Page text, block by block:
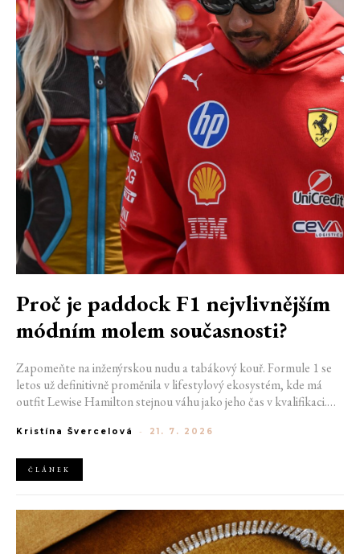
Proč je paddock F1 nejvlivnějším
módním molem současnosti?
Zapomeňte na inženýrskou nudu a tabákový kouř. Formule 1 se
letos už definitivně proměnila v lifestylový ekosystém, kde má
outfit Lewise Hamilton stejnou váhu jako jeho čas v kvalifikaci.
nové generace influencerů a fenoménu manželek a partnerek
ale příslušnost k nejrychlejší fashion komunitě světa. Jak se z
"Racing Core" stala uniforma ulice a proč nás drama v paddocku
Kristína Švercelová - 21. 7. 2026
ČLÁNEK